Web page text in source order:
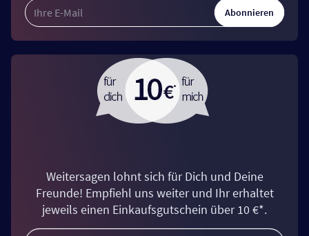
Abonnieren
Weitersagen lohnt sich für Dich und Deine
Freunde! Empfiehl uns weiter und Ihr erhaltet
jeweils einen Einkaufsgutschein über 10 €*.